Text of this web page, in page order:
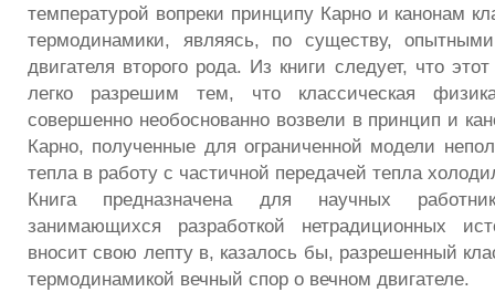
температурой вопреки принципу Карно и канонам
термодинамики, являясь, по существу,
двигателя второго рода. Из книги следует, что
легко разрешим тем, что классическая
совершенно необоснованно возвели в принцип и
Карно, полученные для ограниченной модели
тепла в работу с частичной передачей тепла
Книга предназначена для научных
занимающихся разработкой нетрадиционных
вносит свою лепту в, казалось бы, разрешенный
термодинамикой вечный спор о вечном двигателе.